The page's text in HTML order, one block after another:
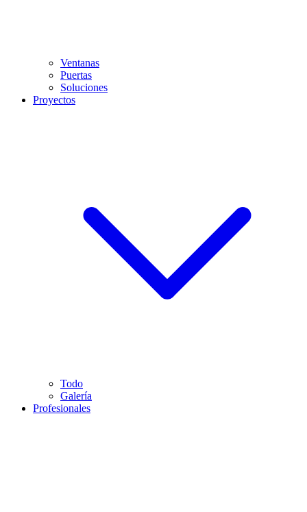
Ventanas
Puertas
Soluciones
Proyectos
Todo
Galería
Profesionales